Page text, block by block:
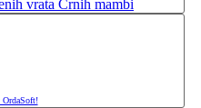
OrdaSoft!